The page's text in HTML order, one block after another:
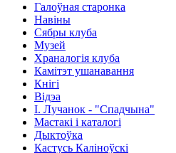
Галоўная старонка
Навіны
Сябры клуба
Музей
Храналогія клуба
Камітэт ушанавання
Кнігі
Відэа
І. Лучанок - "Спадчына"
Мастакі i каталогi
Дыктоўка
Кастусь Каліноўскі